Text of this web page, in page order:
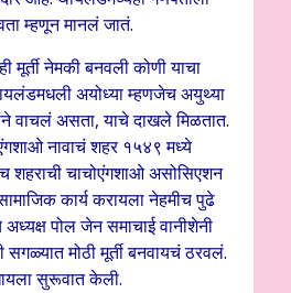
म्हणून मानलं जातं.
मूर्ती नेमकी बनवली कोणी याचा
अयोध्या म्हणजेच अयुथ्या
वाचलं असता, याचे दाखले मिळतात.
नावाचं शहर १५४९ मध्ये
शहराची चाचोएंगशाओ असोसिएशन
कार्य करायला नेहमीच पुढे
पोल जेन समाचाई वानीशेनी
सगळ्यात मोठी मूर्ती बनवायचं ठरवलं.
सुरूवात केली.